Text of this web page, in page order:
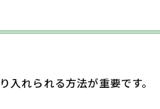
れられる方法が重要です。